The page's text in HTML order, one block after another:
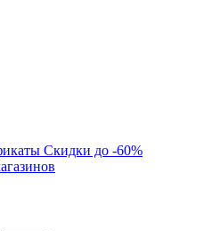
Скидки до -60%